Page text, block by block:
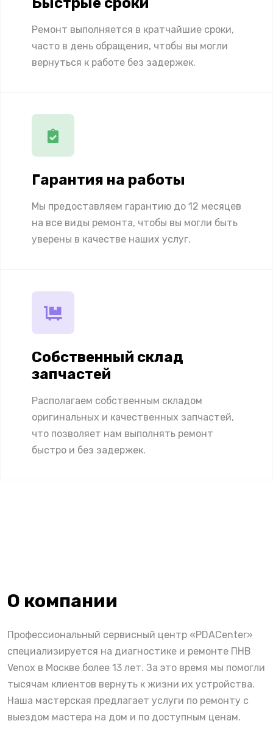
Ремонт выполняется в кратчайшие сроки,
часто в день обращения, чтобы вы могли
вернуться к работе без задержек.
Гарантия на работы
Мы предоставляем гарантию до 12 месяцев
на все виды ремонта, чтобы вы могли быть
уверены в качестве наших услуг.
Собственный склад
запчастей
Располагаем собственным складом
оригинальных и качественных запчастей,
что позволяет нам выполнять ремонт
быстро и без задержек.
О компании
Профессиональный сервисный центр «PDACenter»
специализируется на диагностике и ремонте ПНВ
Venox в Москве более 13 лет. За это время мы помогли
тысячам клиентов вернуть к жизни их устройства.
Наша мастерская предлагает услуги по ремонту с
выездом мастера на дом и по доступным ценам.